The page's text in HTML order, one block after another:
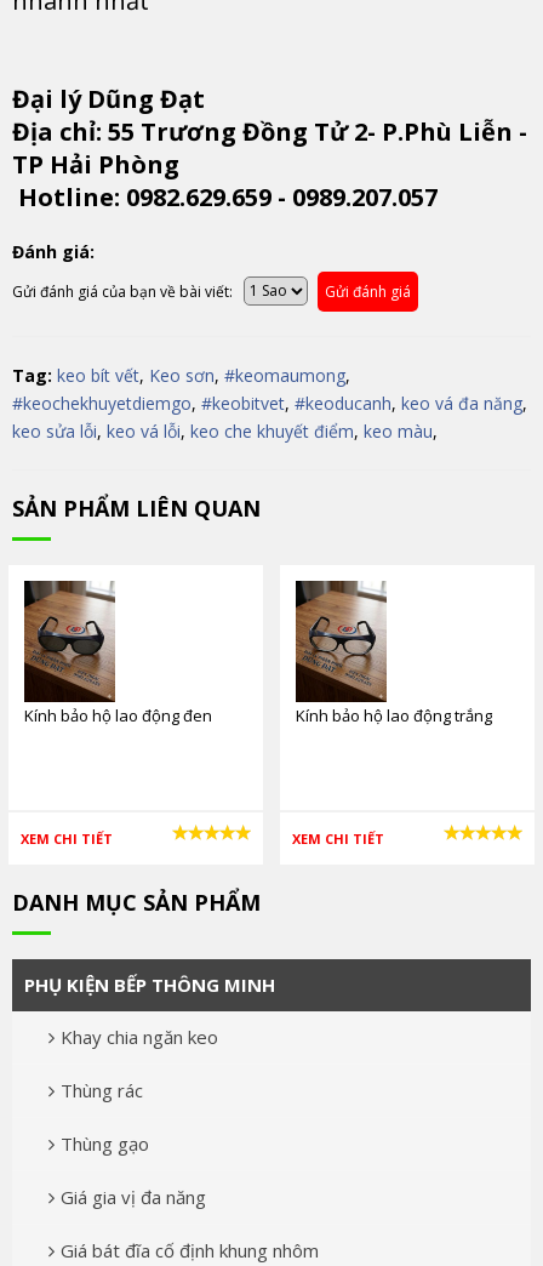
Đại lý Dũng Đạt
Địa chỉ: 55 Trương Đồng Tử 2- P.Phù Liễn -
TP Hải Phòng
Hotline: 0982.629.659 - 0989.207.057
Đánh giá:
Gửi đánh giá của bạn về bài viết: Gửi đánh giá
Tag: keo bít vết, Keo sơn, #keomaumong,
#keochekhuyetdiemgo, #keobitvet, #keoducanh, keo vá đa năng,
keo sửa lỗi, keo vá lỗi, keo che khuyết điểm, keo màu,
SẢN PHẨM LIÊN QUAN
Kính bảo hộ lao động đen
XEM CHI TIẾT
Kính bảo hộ lao động trắng
XEM CHI TIẾT
DANH MỤC SẢN PHẨM
PHỤ KIỆN BẾP THÔNG MINH
Khay chia ngăn keo
Thùng rác
Thùng gạo
Giá gia vị đa năng
Giá bát đĩa cố định khung nhôm